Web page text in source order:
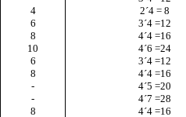
4 2´4 = 8
6 3´4 =12
8 4´4 =16
10 4´6 =24
6 3´4 =12
8 4´4 =16
- 4´5 =20
- 4´7 =28
8 4´4 =16